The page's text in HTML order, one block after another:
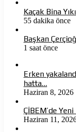
Kaçak Bina
55 dakika önce
Başkan
1 saat önce
Erken
hatta…
Haziran 8, 2026
ÇİBEM’de
Haziran 11,